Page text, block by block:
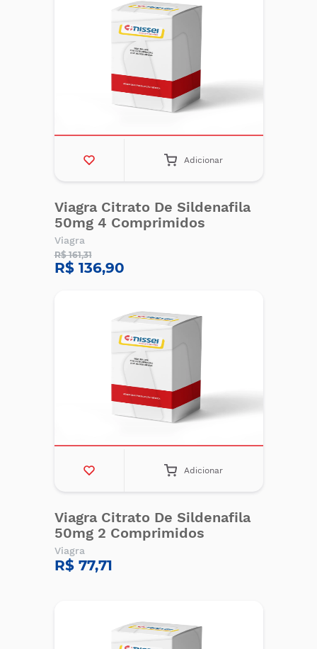
Adicionar
Viagra Citrato De Sildenafila
50mg 4 Comprimidos
Viagra
R$ 161,31
R$ 136,90
Adicionar
Viagra Citrato De Sildenafila
50mg 2 Comprimidos
Viagra
R$ 77,71